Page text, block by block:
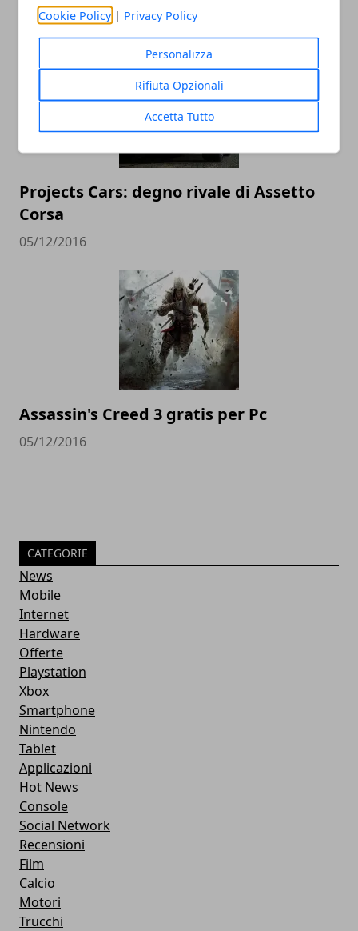
Cookie Policy | Privacy Policy
Personalizza
Rifiuta Opzionali
Accetta Tutto
05/12/2016
Projects Cars: degno rivale di Assetto
Corsa
05/12/2016
Assassin's Creed 3 gratis per Pc
05/12/2016
CATEGORIE
News
Mobile
Internet
Hardware
Offerte
Playstation
Xbox
Smartphone
Nintendo
Tablet
Applicazioni
Hot News
Console
Social Network
Recensioni
Film
Calcio
Motori
Trucchi